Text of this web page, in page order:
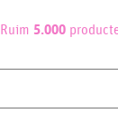
Ruim 5.000